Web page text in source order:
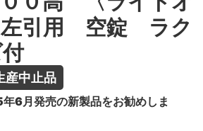
引用 空錠 ラク
中止品
6月発売の新製品をお勧めしま